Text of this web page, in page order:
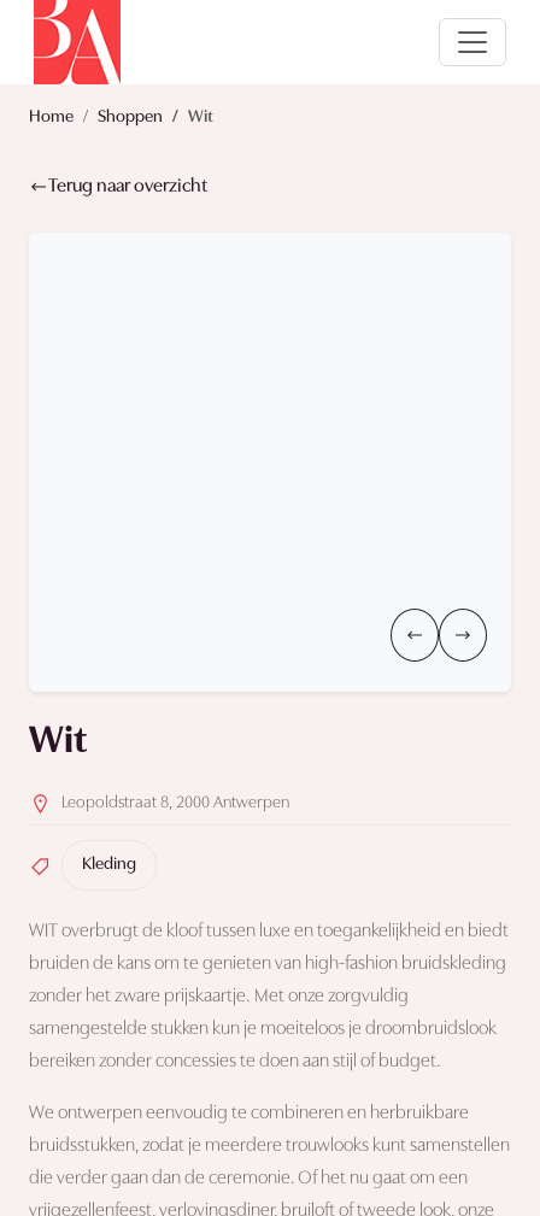
Home Shoppen Wit
Terug naar overzicht
Wit
Leopoldstraat 8, 2000 Antwerpen
Kleding
WIT overbrugt de kloof tussen luxe en toegankelijkheid en biedt
bruiden de kans om te genieten van high-fashion bruidskleding
zonder het zware prijskaartje. Met onze zorgvuldig
samengestelde stukken kun je moeiteloos je droombruidslook
bereiken zonder concessies te doen aan stijl of budget.
We ontwerpen eenvoudig te combineren en herbruikbare
bruidsstukken, zodat je meerdere trouwlooks kunt samenstellen
die verder gaan dan de ceremonie. Of het nu gaat om een
vrijgezellenfeest, verlovingsdiner, bruiloft of tweede look, onze